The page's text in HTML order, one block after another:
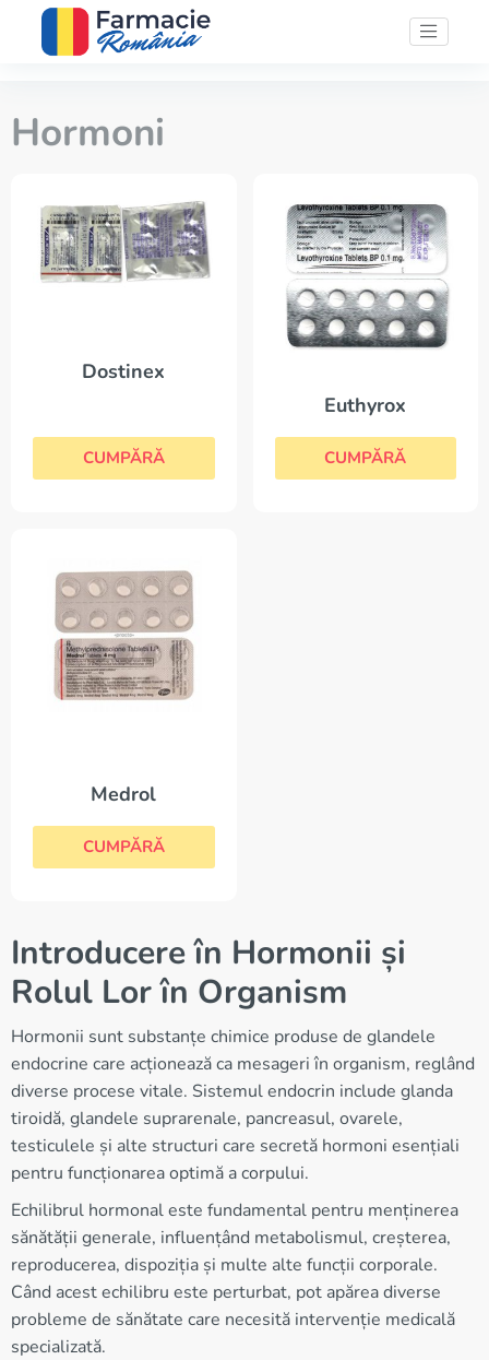
Hormoni
Dostinex
CUMPĂRĂ
Euthyrox
CUMPĂRĂ
Medrol
CUMPĂRĂ
Introducere în Hormonii și
Rolul Lor în Organism
Hormonii sunt substanțe chimice produse de glandele
endocrine care acționează ca mesageri în organism, reglând
diverse procese vitale. Sistemul endocrin include glanda
tiroidă, glandele suprarenale, pancreasul, ovarele,
testiculele și alte structuri care secretă hormoni esențiali
pentru funcționarea optimă a corpului.
Echilibrul hormonal este fundamental pentru menținerea
sănătății generale, influențând metabolismul, creșterea,
reproducerea, dispoziția și multe alte funcții corporale.
Când acest echilibru este perturbat, pot apărea diverse
probleme de sănătate care necesită intervenție medicală
specializată.